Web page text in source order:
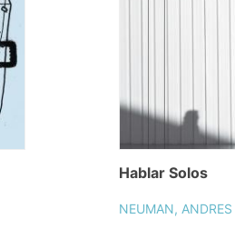
Hablar Solos
NEUMAN, ANDRES